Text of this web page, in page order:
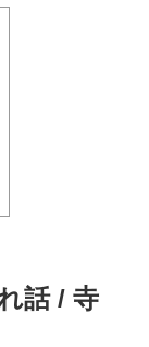
話 / 寺